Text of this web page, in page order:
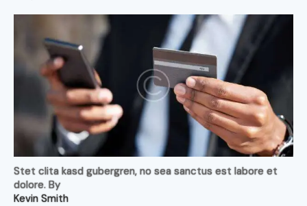
Stet clita kasd gubergren, no sea sanctus est labore et
dolore. By
Kevin Smith